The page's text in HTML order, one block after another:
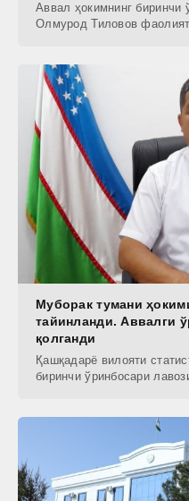
Аввал ҳокимнинг биринчи
Олмурод Тиловов фаолият
Муборак тумани
тайинланди. Аввалги
қолганди
Қашқадарё вилояти
биринчи ўринбосари